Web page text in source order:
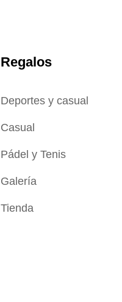
Regalos
Deportes y casual
Casual
Pádel y Tenis
Galería
Tienda